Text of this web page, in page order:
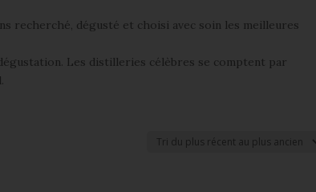
recherché, dégusté et choisi avec soin les meilleures
Les distilleries célèbres se comptent par